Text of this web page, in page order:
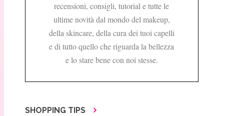
recensioni, consigli, tutorial e tutte le
ultime novità dal mondo del makeup,
della skincare, della cura dei tuoi capelli
e di tutto quello che riguarda la bellezza
e lo stare bene con noi stesse.
SHOPPING TIPS